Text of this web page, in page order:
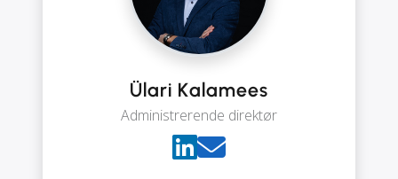
Ülari Kalamees
Administrerende direktør